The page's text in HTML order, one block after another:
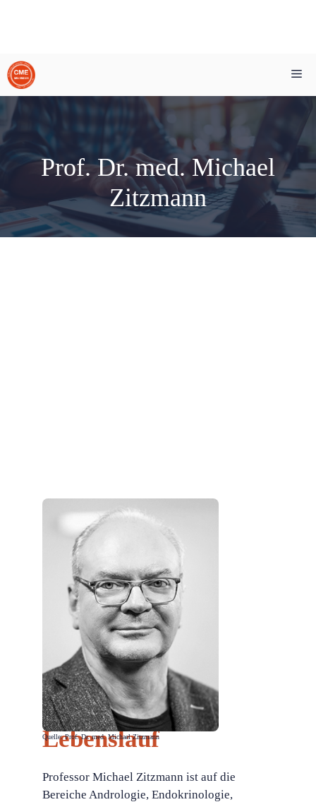
Zum
Inhalt
springen
Prof. Dr. med. Michael
Zitzmann
Quelle: Prof. Dr. med. Michael Zitzmann
Lebenslauf
Professor Michael Zitzmann ist auf die
Bereiche Andrologie, Endokrinologie,